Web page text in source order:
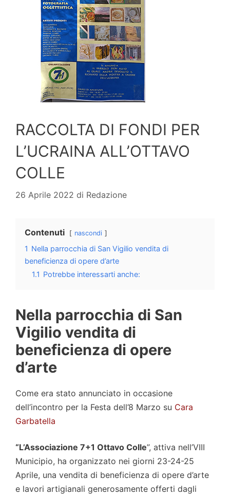
RACCOLTA DI FONDI PER
L’UCRAINA ALL’OTTAVO
COLLE
26 Aprile 2022 di Redazione
Contenuti nascondi
1 Nella parrocchia di San Vigilio vendita di
beneficienza di opere d’arte
1.1 Potrebbe interessarti anche:
Nella parrocchia di San
Vigilio vendita di
beneficienza di opere
d’arte
Come era stato annunciato in occasione
dell’incontro per la Festa dell’8 Marzo su Cara
Garbatella
“L’Associazione 7+1 Ottavo Colle”, attiva nell’VIII
Municipio, ha organizzato nei giorni 23-24-25
Aprile, una vendita di beneficienza di opere d’arte
e lavori artigianali generosamente offerti dagli